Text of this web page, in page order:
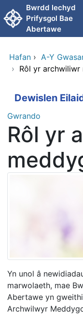
Neidio i'r prif gynnwy
Bwrdd lechyd
Prifysgol Bae
Abertawe
Hafan › A-Y
› Rôl yr archwiliwr
Dewislen
Gwrando
Rôl yr
Yn unol â
marwolaeth, mae
Abertawe yn
Archwilwyr